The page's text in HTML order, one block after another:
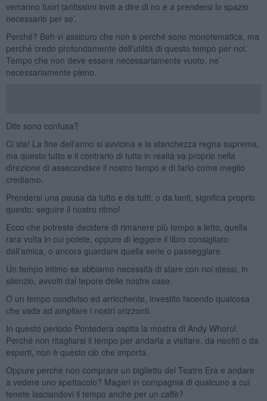
verranno fuori tantissimi inviti a dire di no e a prendersi lo spazio
necessario per se’.
Perché? Beh vi assicuro che non è perché sono monotematica, ma
perché credo profondamente dell’utilità di questo tempo per noi.
Tempo che non deve essere necessariamente vuoto, ne’
necessariamente pieno.
Dite sono confusa?
Ci sta! La fine dell’anno si avvicina e la stanchezza regna suprema,
ma questo tutto e il contrario di tutto in realtà va proprio nella
direzione di assecondare il nostro tempo e di farlo come meglio
crediamo.
Prendersi una pausa da tutto e da tutti, o da tanti, significa proprio
questo: seguire il nostro ritmo!
Ecco che potreste decidere di rimanere più tempo a letto, quella
rara volta in cui potete, oppure di leggere il libro consigliato
dall’amica, o ancora guardare quella serie o passeggiare.
Un tempo intimo se abbiamo necessità di stare con noi stessi, in
silenzio, avvolti dal tepore delle nostre case.
O un tempo condiviso ed arricchente, investito facendo qualcosa
che vada ad ampliare i nostri orizzonti.
In questo periodo Pontedera ospita la mostra di Andy Whorol.
Perché non ritagliarsi il tempo per andarla a visitare, da neofiti o da
esperti, non è questo ciò che importa.
Oppure perché non comprare un biglietto del Teatro Era e andare
a vedere uno spettacolo? Magari in compagnia di qualcuno a cui
tenete lasciandovi il tempo anche per un caffè?